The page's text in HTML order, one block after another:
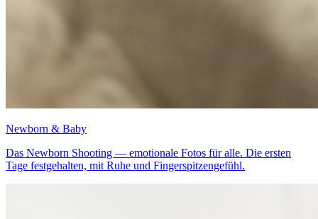
Newborn & Baby
Das Newborn Shooting — emotionale Fotos für alle. Die ersten
Tage festgehalten, mit Ruhe und Fingerspitzengefühl.